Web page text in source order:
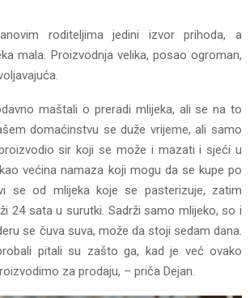
roditeljima jedini izvor prihoda, a
mala. Proizvodnja velika, posao ogroman,
maštali o preradi mlijeka, ali se na to
domaćinstvu se duže vrijeme, ali samo
sir koji se može i mazati i sjeći u
većina namaza koji mogu da se kupe po
se od mlijeka koje se pasterizuje, zatim
24 sata u surutki. Sadrži samo mlijeko, so i
se čuva suva, može da stoji sedam dana.
pitali su zašto ga, kad je već ovako
za prodaju, – priča Dejan.